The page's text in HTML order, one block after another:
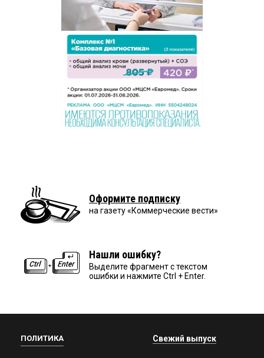
Оформите подписку
на газету «Коммерческие вести»
Нашли ошибку?
Выделите фрагмент с текстом
ошибки и нажмите Ctrl + Enter.
ПОЛИТИКА Свежий выпуск